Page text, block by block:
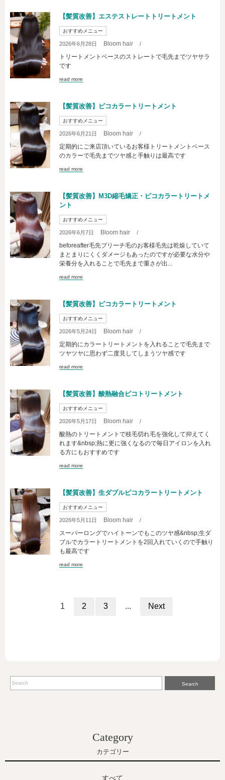
【髪質改善】エステストレートトリートメント
おすすめメニュー
2026年6月28日 Bloom hair /
トリートメントベースのストレートで毛先までツヤサラ
です
read more
【髪質改善】ピコカラートリートメント
おすすめメニュー
2026年6月21日 Bloom hair /
定期的にご来店頂いているお客様トリートメントベース
のカラーで毛先までツヤ感と手触りは最高です
read more
【髪質改善】M3D縮毛矯正・ピコカラートリートメ
ント
おすすめメニュー
2026年6月7日 Bloom hair /
beforeafter毛先ブリーチ毛のお客様毛先は乾燥していて
まとまりにくくダメージもあったのですが必要な水分や
栄養分を入れることで毛先まで重さが出...
read more
【髪質改善】ピコカラートリートメント
おすすめメニュー
2026年5月24日 Bloom hair /
定期的にカラートリートメントを入れることで毛先まで
ツヤツヤに思わず二度見してしまうツヤ感です
read more
【髪質改善】酸熱融合ピコトリートメント
おすすめメニュー
2026年5月17日 Bloom hair /
酸熱のトリートメントで枝毛切れ毛を強化して抑えてく
れます&nbsp;熱に更に強くなるので毎日アイロンを入れ
る方にもおすすめです
read more
【髪質改善】生ダブルピコカラートリートメント
おすすめメニュー
2026年5月11日 Bloom hair /
スーパーロングでハイトーンでもこのツヤ感&nbsp;生ダ
ブルでカラートリートメントを2回入れていくので手触り
も最高です
read more
1 2 3 ... Next
Search
Category
カテゴリー
すべて